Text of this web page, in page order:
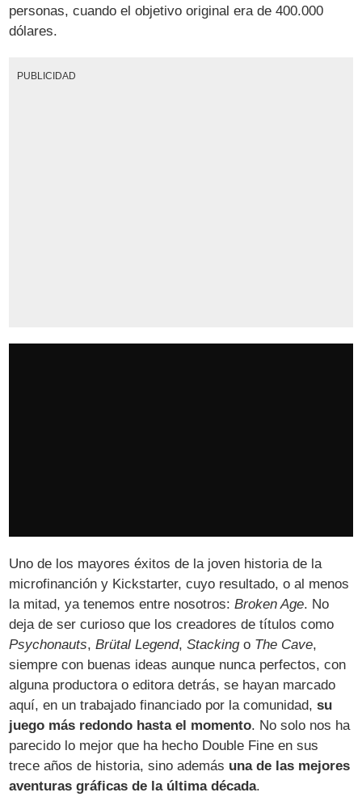
personas, cuando el objetivo original era de 400.000
dólares.
PUBLICIDAD
Uno de los mayores éxitos de la joven historia de la
microfinanción y Kickstarter, cuyo resultado, o al menos
la mitad, ya tenemos entre nosotros:Broken Age. No
deja de ser curioso que los creadores de títulos como
Psychonauts,Brütal Legend,Stackingo The Cave,
siempre con buenas ideas aunque nunca perfectos, con
alguna productora o editora detrás, se hayan marcado
aquí, en un trabajado financiado por la comunidad,su
juego más redondo hasta el momento. No solo nos ha
parecido lo mejor que ha hecho Double Fine en sus
trece años de historia, sino además una de las mejores
aventuras gráficas de la última década.